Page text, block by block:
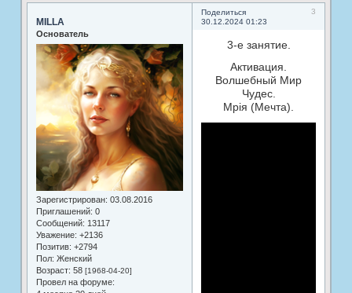
Поделиться
3
30.12.2024 01:23
MILLA
Основатель
Зарегистрирован: 03.08.2016
Приглашений: 0
Сообщений: 13117
Уважение: +2136
Позитив: +2794
Пол: Женский
Возраст: 58 [1968-04-20]
Провел на форуме:
3-е занятие.
Активация.
Волшебный Мир
Чудес.
Мрія (Мечта).